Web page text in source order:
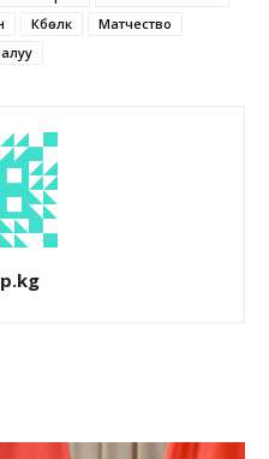
Күбөлүк
Матчество